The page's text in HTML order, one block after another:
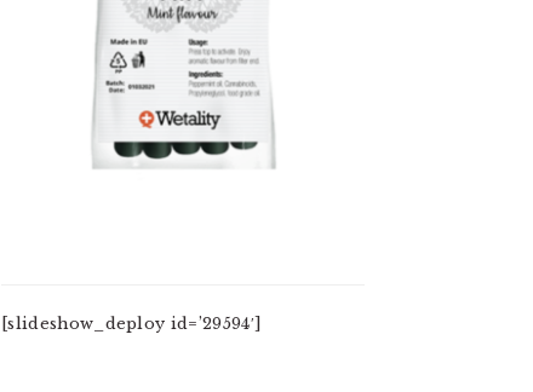
[slideshow_deploy id=’29594′]